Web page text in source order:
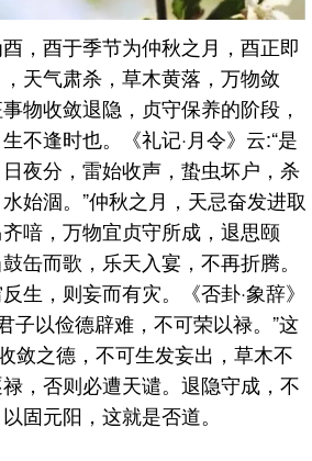
酉，酉于季节为仲秋之月，酉正即
天气肃杀，草木黄落，万物敛
物收敛退隐，贞守保养的阶段，
不逢时也。《礼记·月令》云:“是
夜分，雷始收声，蛰虫坏户，杀
始涸。”仲秋之月，天忌奋发进取
喑，万物宜贞守所成，退思颐
缶而歌，乐天入宴，不再折腾。
生，则妄而有灾。《否卦·象辞》
子以俭德辟难，不可荣以禄。”这
敛之德，不可生发妄出，草木不
，否则必遭天谴。退隐守成，不
固元阳，这就是否道。